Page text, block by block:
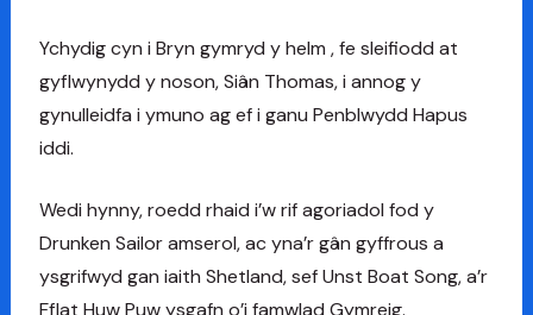
Ychydig cyn i Bryn gymryd y helm , fe sleifiodd at
gyflwynydd y noson, Siân Thomas, i annog y
gynulleidfa i ymuno ag ef i ganu Penblwydd Hapus
iddi.
Wedi hynny, roedd rhaid i’w rif agoriadol fod y
Drunken Sailor amserol, ac yna’r gân gyffrous a
ysgrifwyd gan iaith Shetland, sef Unst Boat Song, a’r
Fflat Huw Puw ysgafn o’i famwlad Gymreig.